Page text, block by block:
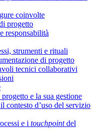
coinvolte
progetto
responsabilità
strumenti e rituali
di progetto
tecnici collaborativi
e la sua gestione
contesto d’uso del servizio
e i touchpointdel